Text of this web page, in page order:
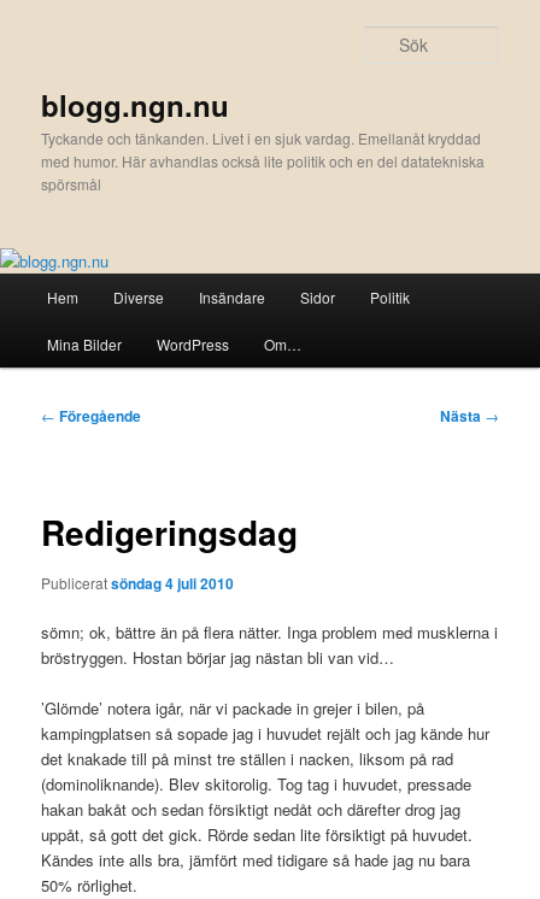
blogg.ngn.nu
Tyckande och tänkanden. Livet i en sjuk vardag. Emellanåt kryddad
med humor. Här avhandlas också lite politik och en del datatekniska
spörsmål
Hem Diverse Insändare Sidor Politik
Mina Bilder WordPress Om…
Inläggsnavigering
← Föregående Nästa →
Redigeringsdag
Publiceratsöndag 4 juli 2010
sömn; ok, bättre än på flera nätter. Inga problem med musklerna i
bröstryggen. Hostan börjar jag nästan bli van vid…
’Glömde’ notera igår, när vi packade in grejer i bilen, på
kampingplatsen så sopade jag i huvudet rejält och jag kände hur
det knakade till på minst tre ställen i nacken, liksom på rad
(dominoliknande). Blev skitorolig. Tog tag i huvudet, pressade
hakan bakåt och sedan försiktigt nedåt och därefter drog jag
uppåt, så gott det gick. Rörde sedan lite försiktigt på huvudet.
Kändes inte alls bra, jämfört med tidigare så hade jag nu bara
50% rörlighet.